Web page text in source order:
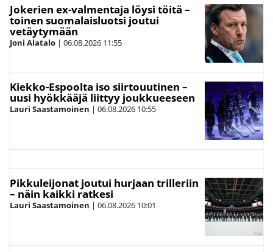
Jokerien ex-valmentaja löysi töitä –
toinen suomalaisluotsi joutui
vetäytymään
Joni Alatalo | 06.08.2026 11:55
Kiekko-Espoolta iso siirtouutinen –
uusi hyökkääjä liittyy joukkueeseen
Lauri Saastamoinen | 06.08.2026 10:55
Pikkuleijonat joutui hurjaan trilleriin
– näin kaikki ratkesi
Lauri Saastamoinen | 06.08.2026 10:01